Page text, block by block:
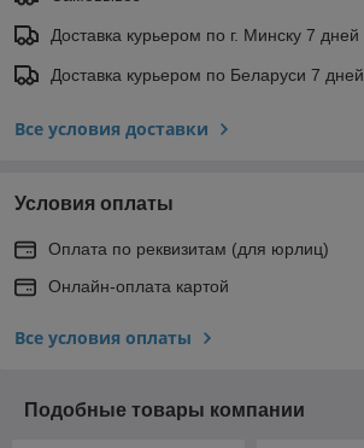
Доставка курьером по г. Минску 7 дней
Доставка курьером по Беларуси 7 дней
Все условия доставки
Условия оплаты
Оплата по реквизитам (для юрлиц)
Онлайн-оплата картой
Все условия оплаты
Подобные товары компании